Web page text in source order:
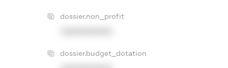
dossier.non_profit
dossier.budget_dotation